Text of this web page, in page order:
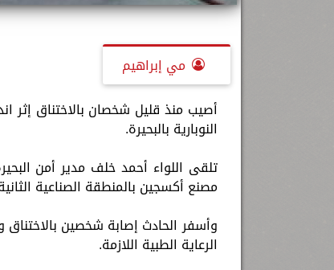
مي إبراهيم
أصيب منذ قليل شخصان بالاختناق إثر
النوبارية بالبحيرة.
تلقى اللواء أحمد خلف مدير أمن
مصنع أكسجين بالمنطقة الصناعية
وأسفر الحادث إصابة شخصين
الرعاية الطبية اللازمة.